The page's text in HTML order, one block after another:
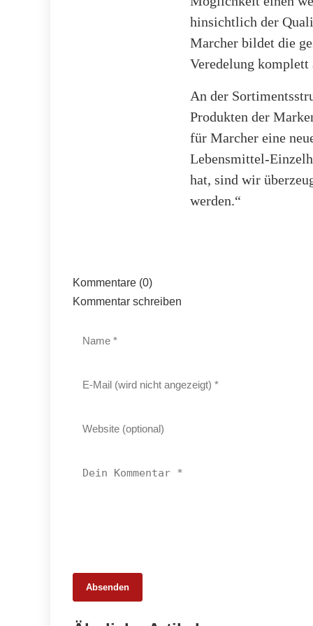
hinsichtlich der
Marcher bildet die
Veredelung komplett
An der
Produkten der
für Marcher eine
Lebensmittel-
hat, sind wir
werden.“
Kommentare (0)
Kommentar schreiben
Absenden